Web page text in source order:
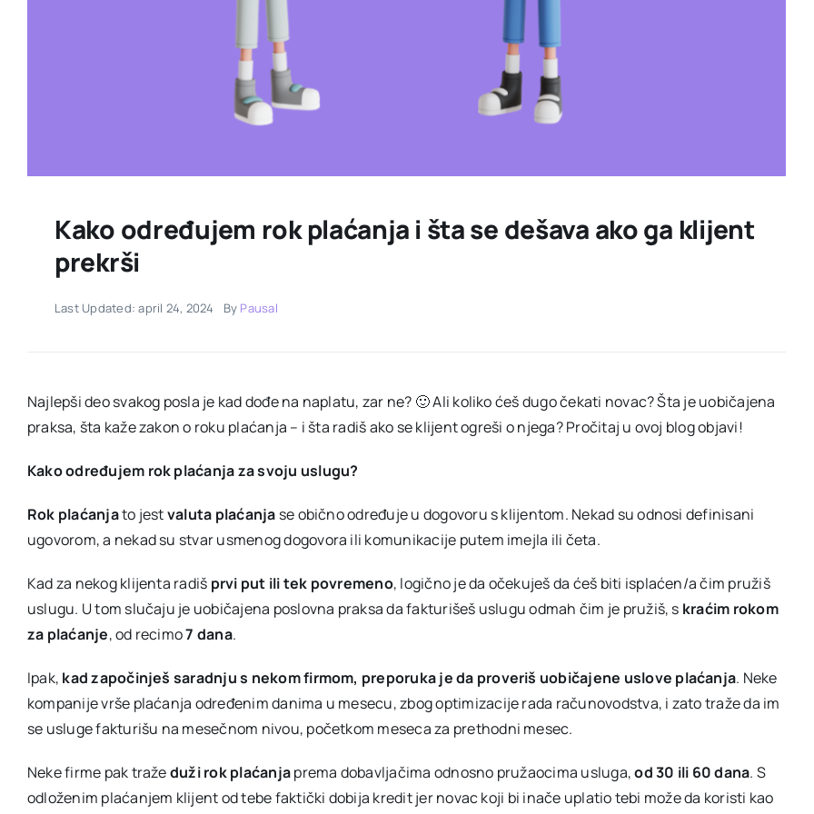
Kako određujem rok plaćanja i šta se dešava ako ga klijent
prekrši
Last Updated: april 24, 2024 By Pausal
Najlepši deo svakog posla je kad dođe na naplatu, zar ne? 🙂 Ali koliko ćeš dugo čekati novac? Šta je uobičajena
praksa, šta kaže zakon o roku plaćanja – i šta radiš ako se klijent ogreši o njega? Pročitaj u ovoj blog objavi!
Kako određujem rok plaćanja za svoju uslugu?
Rok plaćanjato jestvaluta plaćanja se obično određuje u dogovoru s klijentom. Nekad su odnosi definisani
ugovorom, a nekad su stvar usmenog dogovora ili komunikacije putem imejla ili četa.
Kad za nekog klijenta radiš prvi put ili tek povremeno, logično je da očekuješ da ćeš biti isplaćen/a čim pružiš
uslugu. U tom slučaju je uobičajena poslovna praksa da fakturišeš uslugu odmah čim je pružiš, s kraćim rokom
za plaćanje, od recimo7 dana.
Ipak, kad započinješ saradnju s nekom firmom, preporuka je da proveriš uobičajene uslove plaćanja. Neke
kompanije vrše plaćanja određenim danima u mesecu, zbog optimizacije rada računovodstva, i zato traže da im
se usluge fakturišu na mesečnom nivou, početkom meseca za prethodni mesec.
Neke firme pak tražeduži rok plaćanjaprema dobavljačima odnosno pružaocima usluga,od 30 ili 60 dana. S
odloženim plaćanjem klijent od tebe faktički dobija kredit jer novac koji bi inače uplatio tebi može da koristi kao